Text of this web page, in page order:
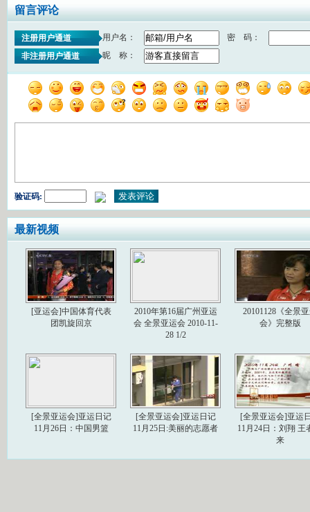
留言评论
注册用户通道 用户名：
密 码：
非注册用户通道
昵 称：
验证码:
最新视频
[亚运会]中国体育代表
团凯旋回京
2010年第16届广州亚运
会 全景亚运会 2010-11-
28 1/2
20101128《全景
会》完整版
[全景亚运会]亚运日记
11月26日：中国男篮
[全景亚运会]亚运日记
11月25日:美丽的志愿者
[全景亚运会]亚运
11月24日：刘翔 王
来